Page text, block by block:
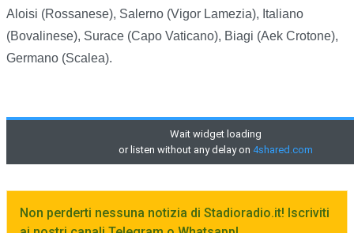
Aloisi (Rossanese), Salerno (Vigor Lamezia), Italiano
(Bovalinese), Surace (Capo Vaticano), Biagi (Aek Crotone),
Germano (Scalea).
Non perderti nessuna notizia di Stadioradio.it! Iscriviti